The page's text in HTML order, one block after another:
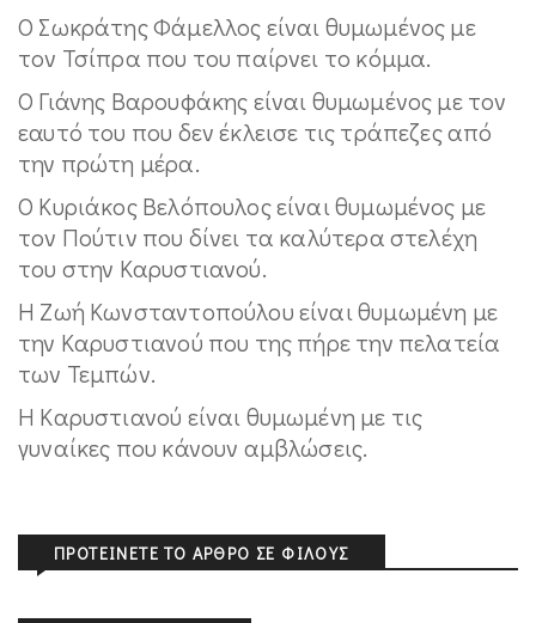
Ο Σωκράτης Φάμελλος είναι θυμωμένος με
τον Τσίπρα που του παίρνει το κόμμα.
Ο Γιάνης Βαρουφάκης είναι θυμωμένος με τον
εαυτό του που δεν έκλεισε τις τράπεζες από
την πρώτη μέρα.
Ο Κυριάκος Βελόπουλος είναι θυμωμένος με
τον Πούτιν που δίνει τα καλύτερα στελέχη
του στην Καρυστιανού.
Η Ζωή Κωνσταντοπούλου είναι θυμωμένη με
την Καρυστιανού που της πήρε την πελατεία
των Τεμπών.
Η Καρυστιανού είναι θυμωμένη με τις
γυναίκες που κάνουν αμβλώσεις.
ΠΡΟΤΕΊΝΕΤΕ ΤΟ ΆΡΘΡΟ ΣΕ ΦΊΛΟΥΣ